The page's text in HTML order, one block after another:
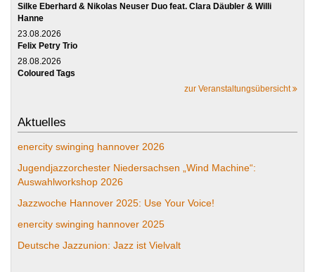
Silke Eberhard & Nikolas Neuser Duo feat. Clara Däubler & Willi
Hanne
23.08.2026
Felix Petry Trio
28.08.2026
Coloured Tags
zur Veranstaltungsübersicht
Aktuelles
enercity swinging hannover 2026
Jugendjazzorchester Niedersachsen „Wind Machine“:
Auswahlworkshop 2026
Jazzwoche Hannover 2025: Use Your Voice!
enercity swinging hannover 2025
Deutsche Jazzunion: Jazz ist Vielvalt